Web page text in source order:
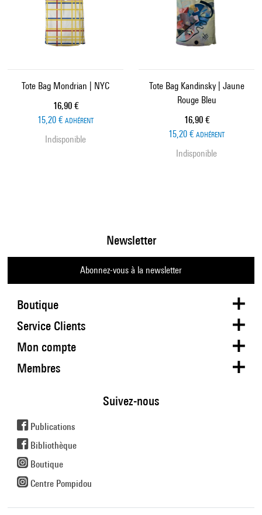
Tote Bag Mondrian | NYC
Prix ​​actuel
16,90 €
15,20 € ADHÉRENT
Indisponible
Tote Bag Kandinsky | Jaune
Rouge Bleu
Prix ​​actuel
16,90 €
15,20 € ADHÉRENT
Indisponible
Boutique
Newsletter
Abonnez-vous à la newsletter
Service Clients
Mon compte
Membres
Suivez-nous
Publications
Bibliothèque
Boutique
Centre Pompidou